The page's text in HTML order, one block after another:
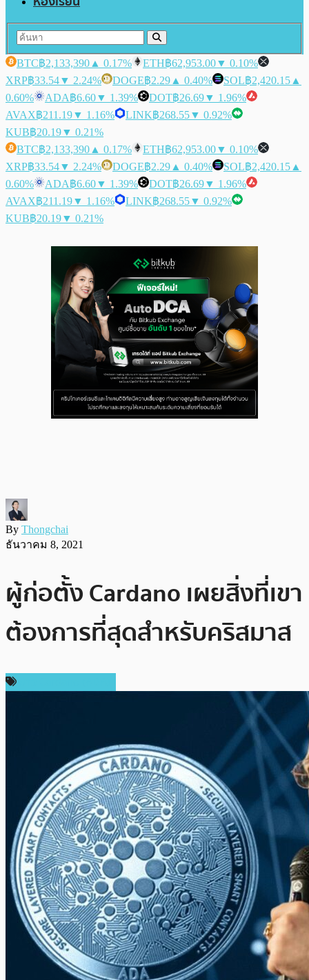
BTC฿2,133,390 ▲ 0.17% ETH฿62,953.00▼ 0.10%
XRP฿33.54▼ 2.24% DOGE฿2.29 ▲ 0.40% SOL฿2,420.15 ▲
0.60%
ADA฿6.60▼ 1.39% DOT฿26.69▼ 1.96%
AVAX฿211.19▼ 1.16% LINK฿268.55▼ 0.92%
KUB฿20.19▼ 0.21%
BTC฿2,133,390 ▲ 0.17% ETH฿62,953.00▼ 0.10%
XRP฿33.54▼ 2.24% DOGE฿2.29 ▲ 0.40% SOL฿2,420.15 ▲
0.60%
ADA฿6.60▼ 1.39% DOT฿26.69▼ 1.96%
AVAX฿211.19▼ 1.16% LINK฿268.55▼ 0.92%
KUB฿20.19▼ 0.21%
By Thongchai
ธันวาคม 8, 2021
ผู้ก่อตั้ง Cardano เผยสิ่งที่เขา
ต้องการที่สุดสำหรับคริสมาส